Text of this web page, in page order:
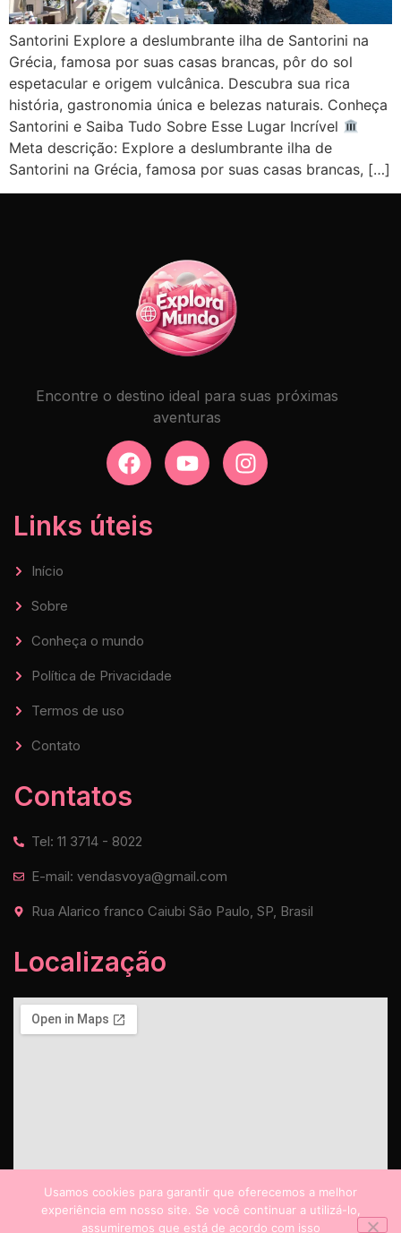
Santorini Explore a deslumbrante ilha de Santorini na
Grécia, famosa por suas casas brancas, pôr do sol
espetacular e origem vulcânica. Descubra sua rica
história, gastronomia única e belezas naturais. Conheça
Santorini e Saiba Tudo Sobre Esse Lugar Incrível
Meta descrição: Explore a deslumbrante ilha de
Santorini na Grécia, famosa por suas casas brancas, […]
Encontre o destino ideal para suas próximas
aventuras
Links úteis
Início
Sobre
Conheça o mundo
Política de Privacidade
Termos de uso
Contato
Contatos
Tel: 11 3714 - 8022
E-mail: vendasvoya@gmail.com
Rua Alarico franco Caiubi São Paulo, SP, Brasil
Localização
Usamos cookies para garantir que oferecemos a melhor
experiência em nosso site. Se você continuar a utilizá-lo,
assumiremos que está de acordo com isso